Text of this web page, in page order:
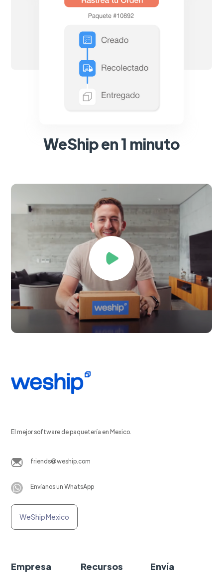
WeShip en 1 minuto
El mejor software de paquetería en Mexico.
friends@weship.com
Envíanos un WhatsApp
WeShip Mexico
Empresa Recursos Envía